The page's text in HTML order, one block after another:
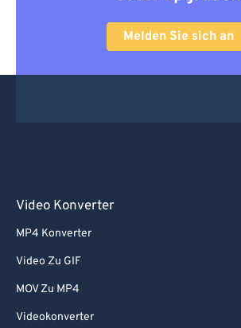
Melden Sie sich an
Video Konverter
MP4 Konverter
Video Zu GIF
MOV Zu MP4
Videokonverter